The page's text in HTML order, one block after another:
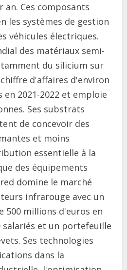
an. Ces composants
les systèmes de gestion
véhicules électriques.
des matériaux semi-
du silicium sur
d'affaires d'environ
2021-2022 et emploie
Ses substrats
de concevoir des
et moins
essentielle à la
des équipements
domine le marché
infrarouge avec un
500 millions d'euros en
salariés et un portefeuille
Ses technologies
dans la